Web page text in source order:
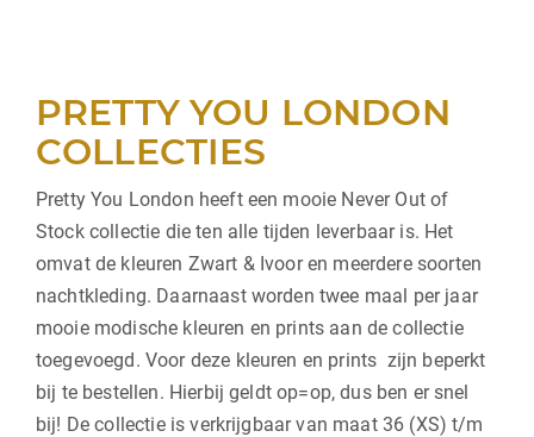
PRETTY YOU LONDON
COLLECTIES
Pretty You London heeft een mooie Never Out of
Stock collectie die ten alle tijden leverbaar is. Het
omvat de kleuren Zwart & Ivoor en meerdere soorten
nachtkleding. Daarnaast worden twee maal per jaar
mooie modische kleuren en prints aan de collectie
toegevoegd. Voor deze kleuren en prints zijn beperkt
bij te bestellen. Hierbij geldt op=op, dus ben er snel
bij! De collectie is verkrijgbaar van maat 36 (XS) t/m